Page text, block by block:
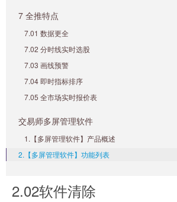
7 全推特点
7.01 数据更全
7.02 分时线实时选股
7.03 画线预警
7.04 即时指标排序
7.05 全市场实时报价表
交易师多屏管理软件
1.【多屏管理软件】产品概述
2.【多屏管理软件】功能列表
2.02软件清除